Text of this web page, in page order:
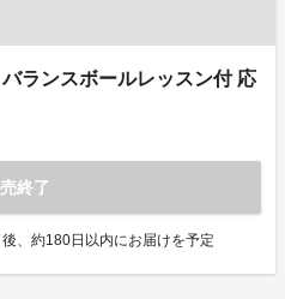
ランスボールレッスン付 応
終了
、約180日以内にお届けを予定